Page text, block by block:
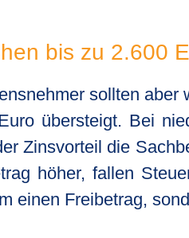
bis zu 2.600
sollten aber
übersteigt. Bei
Zinsvorteil die
höher, fallen
einen Freibetrag,